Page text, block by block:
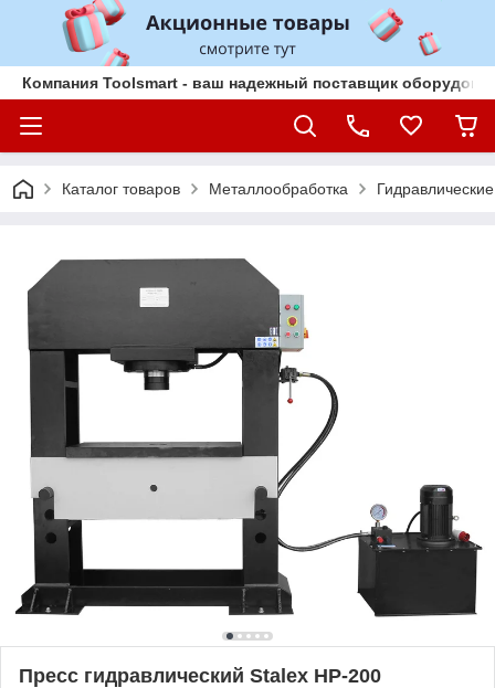
Компания Toolsmart - ваш надежный поставщик
Каталог товаров Металлообработка
Пресс гидравлический Stalex HP-200